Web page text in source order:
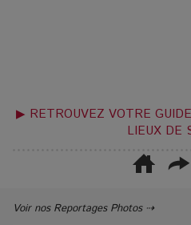
▶ RETROUVEZ VOTRE
LIEUX DE
Voir nos Reportages Photos ⇢